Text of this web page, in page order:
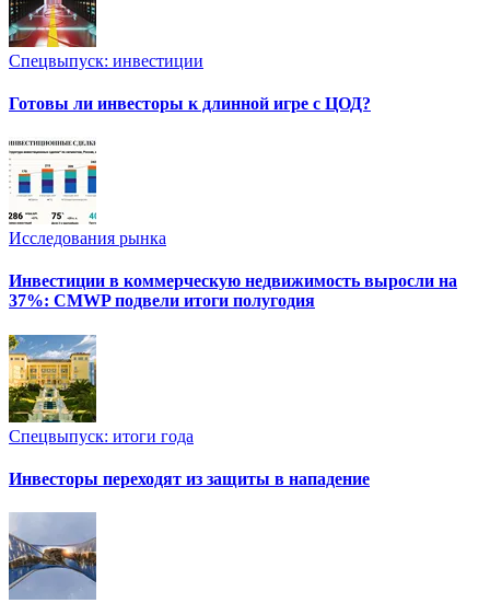
Спецвыпуск: инвестиции
Готовы ли инвесторы к длинной игре с ЦОД?
Исследования рынка
Инвестиции в коммерческую недвижимость выросли на
37%: CMWP подвели итоги полугодия
Спецвыпуск: итоги года
Инвесторы переходят из защиты в нападение